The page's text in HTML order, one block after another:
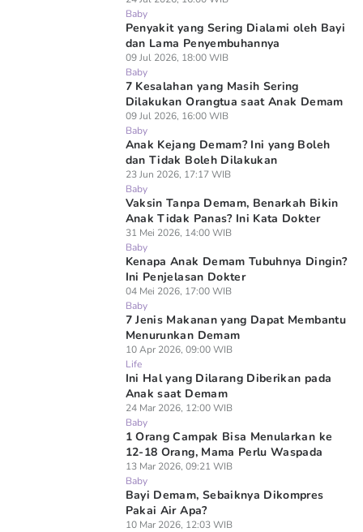
Baby
Penyakit yang Sering Dialami oleh Bayi
dan Lama Penyembuhannya
09 Jul 2026, 18:00 WIB
Baby
7 Kesalahan yang Masih Sering
Dilakukan Orangtua saat Anak Demam
09 Jul 2026, 16:00 WIB
Baby
Anak Kejang Demam? Ini yang Boleh
dan Tidak Boleh Dilakukan
23 Jun 2026, 17:17 WIB
Baby
Vaksin Tanpa Demam, Benarkah Bikin
Anak Tidak Panas? Ini Kata Dokter
31 Mei 2026, 14:00 WIB
Baby
Kenapa Anak Demam Tubuhnya Dingin?
Ini Penjelasan Dokter
04 Mei 2026, 17:00 WIB
Baby
7 Jenis Makanan yang Dapat Membantu
Menurunkan Demam
10 Apr 2026, 09:00 WIB
Life
Ini Hal yang Dilarang Diberikan pada
Anak saat Demam
24 Mar 2026, 12:00 WIB
Baby
1 Orang Campak Bisa Menularkan ke
12-18 Orang, Mama Perlu Waspada
13 Mar 2026, 09:21 WIB
Baby
Bayi Demam, Sebaiknya Dikompres
Pakai Air Apa?
10 Mar 2026, 12:03 WIB